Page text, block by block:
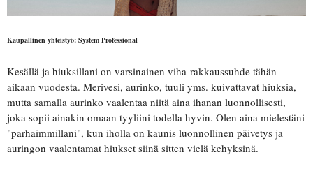
Kaupallinen yhteistyö: System Professional
Kesällä ja hiuksillani on varsinainen viha-rakkaussuhde tähän
aikaan vuodesta. Merivesi, aurinko, tuuli yms. kuivattavat hiuksia,
mutta samalla aurinko vaalentaa niitä aina ihanan luonnollisesti,
joka sopii ainakin omaan tyyliini todella hyvin. Olen aina mielestäni
"parhaimmillani", kun iholla on kaunis luonnollinen päivetys ja
auringon vaalentamat hiukset siinä sitten vielä kehyksinä.